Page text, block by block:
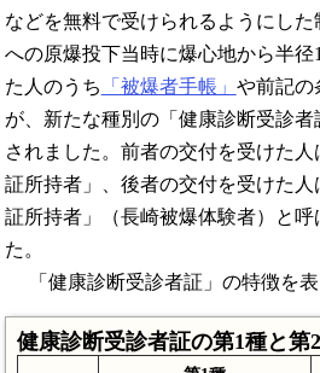
などを無料で受けられるようにし
への原爆投下当時に爆心地から半
た人のうち 「被爆者手帳」 や前記の
が、新たな種別の「健康診断受診
されました。前者の交付を受けた
証所持者」、後者の交付を受けた
証所持者」（長崎被爆体験者）と
た。
「健康診断受診者証」の特徴を表
健康診断受診者証の第1種と第